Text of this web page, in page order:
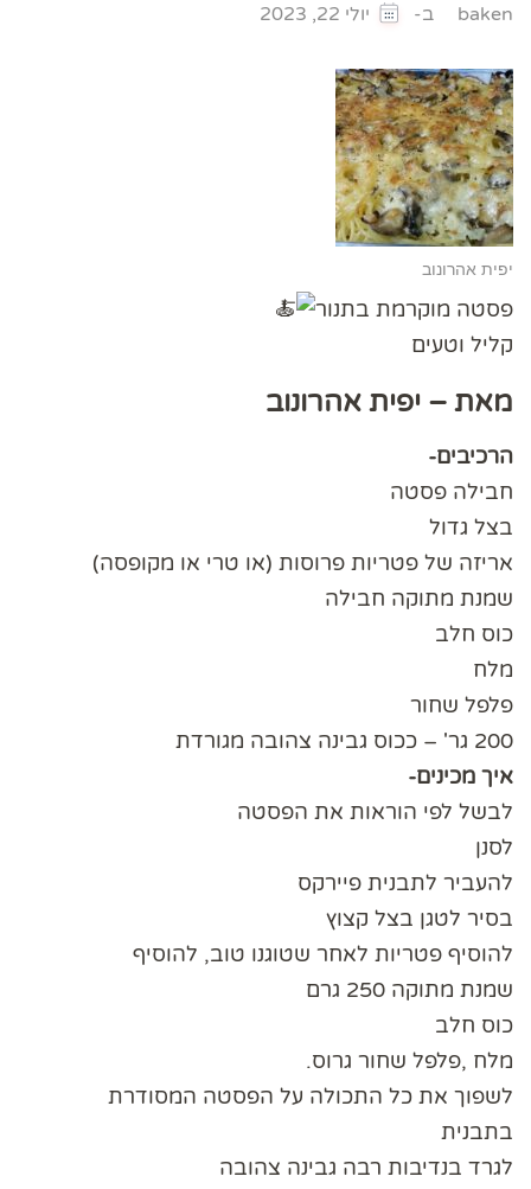
baken ב- יולי 22, 2023
יפית אהרונוב
פסטה מוקרמת בתנור
קליל וטעים
מאת – יפית אהרונוב
הרכיבים-
חבילה פסטה
בצל גדול
אריזה של פטריות פרוסות (או טרי או מקופסה)
שמנת מתוקה חבילה
כוס חלב
מלח
פלפל שחור
200 גר' – ככוס גבינה צהובה מגורדת
איך מכינים-
לבשל לפי הוראות את הפסטה
לסנן
להעביר לתבנית פיירקס
בסיר לטגן בצל קצוץ
להוסיף פטריות לאחר שטוגנו טוב, להוסיף
שמנת מתוקה 250 גרם
כוס חלב
מלח ,פלפל שחור גרוס.
לשפוך את כל התכולה על הפסטה המסודרת
בתבנית
לגרד בנדיבות רבה גבינה צהובה